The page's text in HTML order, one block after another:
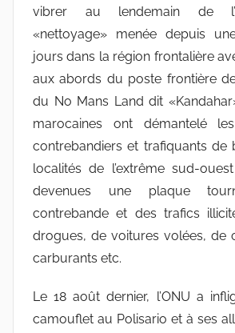
vibrer au lendemain de
«nettoyage» menée depuis
jours dans la région frontalière
aux abords du poste frontière
du No Mans Land dit
marocaines ont démantelé
contrebandiers et trafiquants
localités de l’extrême sud-
devenues une plaque
contrebande et des trafics
drogues, de voitures volées, de
carburants etc.
Le 18 août dernier, l’ONU a
camouflet au Polisario et à ses